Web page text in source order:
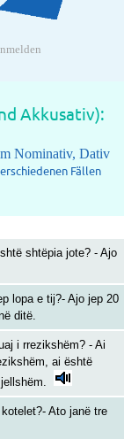
Akkusativ):
Nominativ, Dativ
Fällen
shtëpia jote? - Ajo
lopa e tij?- Ajo jep 20
ditë.
i rrezikshëm? - Ai
ai është
Ato janë tre